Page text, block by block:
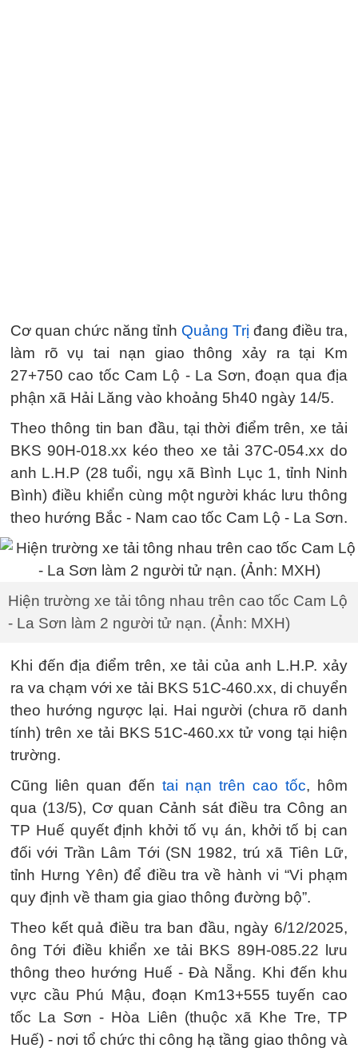
Cơ quan chức năng tỉnh Quảng Trị đang điều tra,
làm rõ vụ tai nạn giao thông xảy ra tại Km
27+750 cao tốc Cam Lộ - La Sơn, đoạn qua địa
phận xã Hải Lăng vào khoảng 5h40 ngày 14/5.
Theo thông tin ban đầu, tại thời điểm trên, xe tải
BKS 90H-018.xx kéo theo xe tải 37C-054.xx do
anh L.H.P (28 tuổi, ngụ xã Bình Lục 1, tỉnh Ninh
Bình) điều khiển cùng một người khác lưu thông
theo hướng Bắc - Nam cao tốc Cam Lộ - La Sơn.
Hiện trường xe tải tông nhau trên cao tốc Cam Lộ
- La Sơn làm 2 người tử nạn. (Ảnh: MXH)
Khi đến địa điểm trên, xe tải của anh L.H.P. xảy
ra va chạm với xe tải BKS 51C-460.xx, di chuyển
theo hướng ngược lại. Hai người (chưa rõ danh
tính) trên xe tải BKS 51C-460.xx tử vong tại hiện
trường.
Cũng liên quan đến tai nạn trên cao tốc, hôm
qua (13/5), Cơ quan Cảnh sát điều tra Công an
TP Huế quyết định khởi tố vụ án, khởi tố bị can
đối với Trần Lâm Tới (SN 1982, trú xã Tiên Lữ,
tỉnh Hưng Yên) để điều tra về hành vi “Vi phạm
quy định về tham gia giao thông đường bộ”.
Theo kết quả điều tra ban đầu, ngày 6/12/2025,
ông Tới điều khiển xe tải BKS 89H-085.22 lưu
thông theo hướng Huế - Đà Nẵng. Khi đến khu
vực cầu Phú Mậu, đoạn Km13+555 tuyến cao
tốc La Sơn - Hòa Liên (thuộc xã Khe Tre, TP
Huế) - nơi tổ chức thi công hạ tầng giao thông và